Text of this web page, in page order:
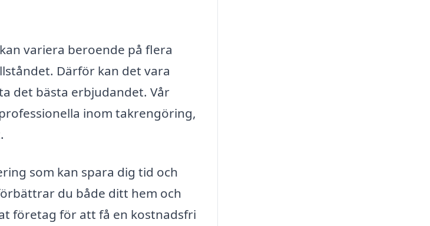
variera beroende på flera
Därför kan det vara
det bästa erbjudandet. Vår
inom takrengöring,
som kan spara dig tid och
du både ditt hem och
företag för att få en kostnadsfri